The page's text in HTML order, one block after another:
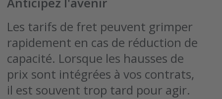
Les tarifs de fret peuvent grimper
rapidement en cas de réduction de
capacité. Lorsque les hausses de
prix sont intégrées à vos contrats,
il est souvent trop tard pour agir.